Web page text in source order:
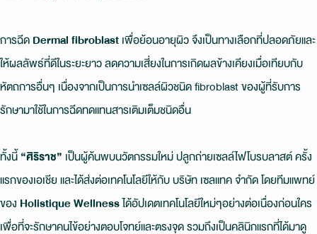
การฉีดDermal fibroblastเพื่อย้อนอายุผิว จึงเป็นทางเลือกที่ปลอดภัยและ
ให้ผลลัพธ์ที่ดีในระยะยาว ลดความเสี่ยงในการเกิดผลข้างเคียงเมื่อเทียบกับ
หัตถการอื่นๆ เนื่องจากเป็นการนำเซลล์ผิวชนิด fibroblast ของผู้ที่รับการ
รักษามาใช้ในการฉีดทดแทนสารเติมเต็มชนิดอื่น
ทั้งนี้“ศิริราช” เป็นผู้ค้นพบนวัตกรรมใหม่ ปลูกถ่ายเซลล์ไฟโบรบลาสต์ ครั้ง
แรกของเอเชีย และได้ส่งต่อเทคโนโลยีให้กับ บริษัท เซลแทค จำกัด โดยทีมแพทย์
ของ Holistique Wellnessได้อัปเดตเทคโนโลยีใหม่ๆอย่างต่อเนื่องก่อนใคร
เพื่อที่จะรักษาคนไข้อย่างตอบโจทย์และตรงจุด รวมถึงเป็นคลินิกแรกที่ได้มาดู